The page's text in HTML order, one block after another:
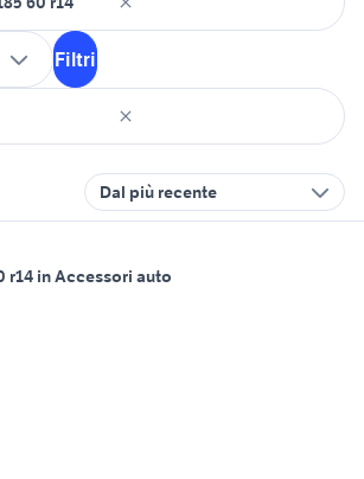
Filtri
Dal più recente
r14 in Accessori auto